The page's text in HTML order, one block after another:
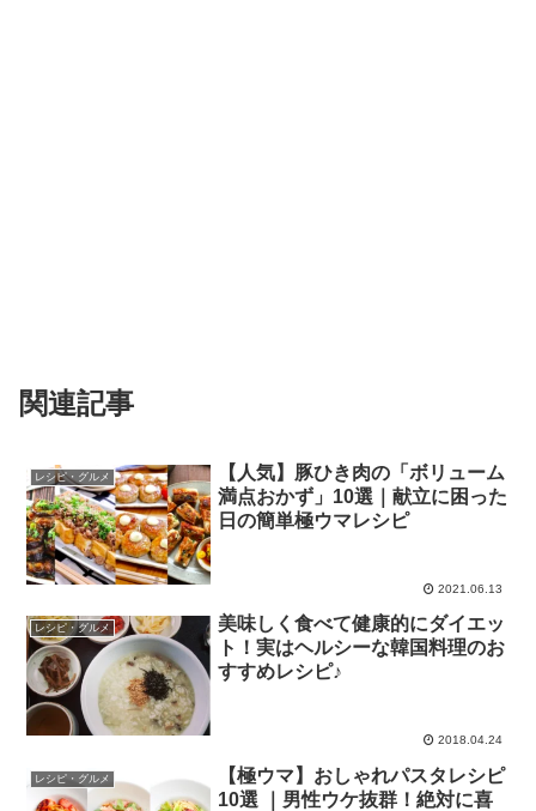
関連記事
レシピ・グルメ
【人気】豚ひき肉の「ボリューム
満点おかず」10選｜献立に困った
日の簡単極ウマレシピ
2021.06.13
レシピ・グルメ
美味しく食べて健康的にダイエッ
ト！実はヘルシーな韓国料理のお
すすめレシピ♪
2018.04.24
レシピ・グルメ
【極ウマ】おしゃれパスタレシピ
10選 ｜男性ウケ抜群！絶対に喜